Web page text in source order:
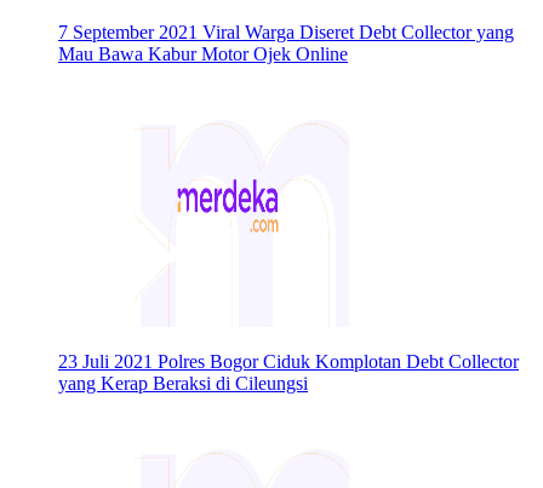
7 September 2021 Viral Warga Diseret Debt Collector yang
Mau Bawa Kabur Motor Ojek Online
23 Juli 2021 Polres Bogor Ciduk Komplotan Debt Collector
yang Kerap Beraksi di Cileungsi